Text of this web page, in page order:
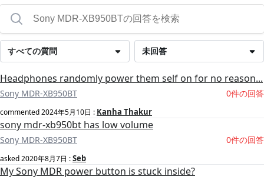
未回答
すべての質問
Headphones randomly power them self on for no reason...
Sony MDR-XB950BT 0件の回答
commented2024年5月10日 : Kanha Thakur
sony mdr-xb950bt has low volume
Sony MDR-XB950BT 0件の回答
asked2020年8月7日 :Seb
My Sony MDR power button is stuck inside?